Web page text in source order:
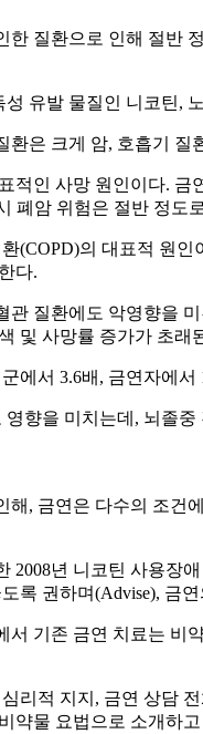
한 질환으로 인해 절반
유발 물질인 니코틴,
환은 크게 암, 호흡기 질
적인 사망 원인이다.
폐암 위험은 절반 정도
(COPD)의 대표적 원
다.
관 질환에도 악영향을
및 사망률 증가가 초래
에서 3.6배, 금연자에
향을 미치는데, 뇌졸
해, 금연은 다수의 조건
2008년 니코틴 사용장
록 권하며(Advise), 금
서 기존 금연 치료는 비
리적 지지, 금연 상담
약물 요법으로 소개하